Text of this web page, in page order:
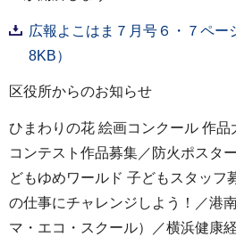
広報よこはま７月号６・７ペー
8KB）
区役所からのお知らせ
ひまわりの花 絵画コンクール 作
コンテスト作品募集／防火ポスタ
どもゆめワールド 子どもスタッフ
の仕事にチャレンジしよう！／港
マ・エコ・スクール）／横浜健康